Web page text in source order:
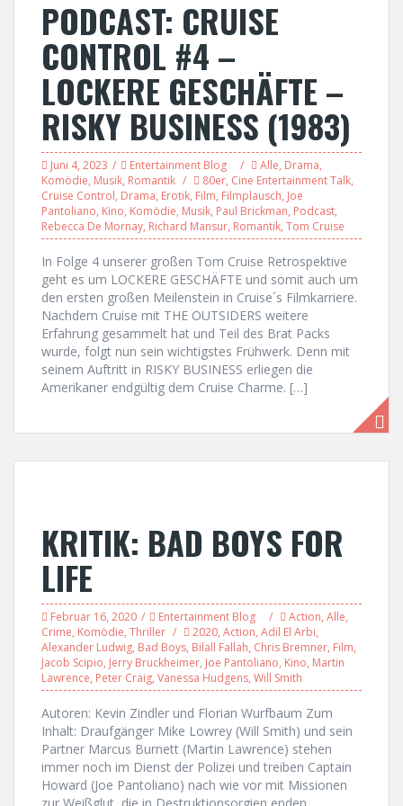
PODCAST: CRUISE
CONTROL #4 –
LOCKERE GESCHÄFTE –
RISKY BUSINESS (1983)
Juni 4, 2023 Entertainment Blog Alle, Drama,
Komödie, Musik, Romantik 80er, Cine Entertainment Talk,
Cruise Control, Drama, Erotik, Film, Filmplausch, Joe
Pantoliano, Kino, Komödie, Musik, Paul Brickman, Podcast,
Rebecca De Mornay, Richard Mansur, Romantik, Tom Cruise
In Folge 4 unserer großen Tom Cruise Retrospektive
geht es um LOCKERE GESCHÄFTE und somit auch um
den ersten großen Meilenstein in Cruise´s Filmkarriere.
Nachdem Cruise mit THE OUTSIDERS weitere
Erfahrung gesammelt hat und Teil des Brat Packs
wurde, folgt nun sein wichtigstes Frühwerk. Denn mit
seinem Auftritt in RISKY BUSINESS erliegen die
Amerikaner endgültig dem Cruise Charme. […]
KRITIK: BAD BOYS FOR
LIFE
Februar 16, 2020 Entertainment Blog Action, Alle,
Crime, Komödie, Thriller 2020, Action, Adil El Arbi,
Alexander Ludwig, Bad Boys, Bilall Fallah, Chris Bremner, Film,
Jacob Scipio, Jerry Bruckheimer, Joe Pantoliano, Kino, Martin
Lawrence, Peter Craig, Vanessa Hudgens, Will Smith
Autoren: Kevin Zindler und Florian Wurfbaum Zum
Inhalt: Draufgänger Mike Lowrey (Will Smith) und sein
Partner Marcus Burnett (Martin Lawrence) stehen
immer noch im Dienst der Polizei und treiben Captain
Howard (Joe Pantoliano) nach wie vor mit Missionen